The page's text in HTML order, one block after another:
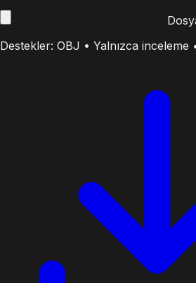
Destekler: OBJ • Yalnızca